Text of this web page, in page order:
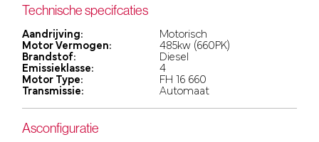
Technische specifcaties
Aandrijving:
Motorisch
Motor Vermogen:
485kw (660PK)
Brandstof:
Diesel
Emissieklasse:
4
Motor Type:
FH 16 660
Transmissie:
Automaat
Asconfiguratie